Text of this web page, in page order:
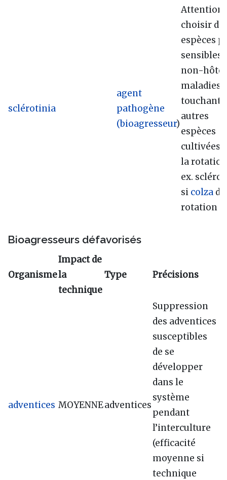
sclérotinia
agent
pathogène
(bioagresseur)
Attention
choisir
espèces
sensibles
non-
maladies
touchant
autres
espèces
cultivées
la
ex.
si colza
rotation
Bioagresseurs défavorisés
Organisme
Impact de
la
technique
Type Précisions
adventices MOYENNEadventices
Suppression
des adventices
susceptibles
de se
développer
dans le
système
pendant
l’interculture
(efficacité
moyenne si
technique